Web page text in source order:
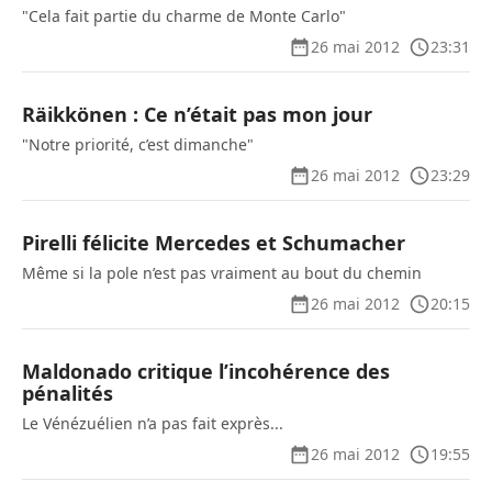
"Cela fait partie du charme de Monte Carlo"
26 mai 2012
23:31
Räikkönen : Ce n’était pas mon jour
"Notre priorité, c’est dimanche"
26 mai 2012
23:29
Pirelli félicite Mercedes et Schumacher
Même si la pole n’est pas vraiment au bout du chemin
26 mai 2012
20:15
Maldonado critique l’incohérence des
pénalités
Le Vénézuélien n’a pas fait exprès...
26 mai 2012
19:55